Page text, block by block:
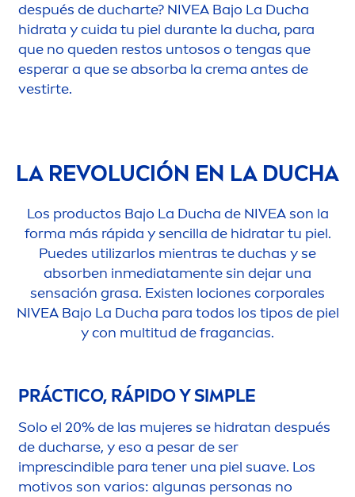
después de ducharte? NIVEA Bajo La Ducha
hidrata y cuida tu piel durante la ducha, para
que no queden restos untosos o tengas que
esperar a que se absorba la crema antes de
vestirte.
LA REVOLUCIÓN EN LA DUCHA
Los productos Bajo La Ducha de NIVEAson la
forma más rápida y sencilla de hidratar tu piel.
Puedes utilizarlos mientras te duchas y se
absorben inmediatamente sin dejar una
sensación grasa. Existen lociones corporales
NIVEABajo La Ducha para todos los tipos de piel
y con multitud de fragancias.
PRÁCTICO, RÁPIDO Y SIMPLE
Solo el 20% de las mujeres se hidratan después
de ducharse, y eso a pesar de ser
imprescindible para tener una piel suave. Los
motivos son varios: algunas personas no